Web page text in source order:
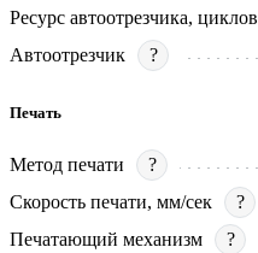
Ресурс автоотрезчика, циклов
Автоотрезчик
?
Печать
Метод печати
?
Скорость печати, мм/сек
?
Печатающий механизм
?